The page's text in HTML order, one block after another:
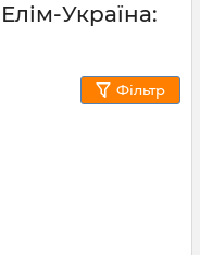
Україна:
Фільтр